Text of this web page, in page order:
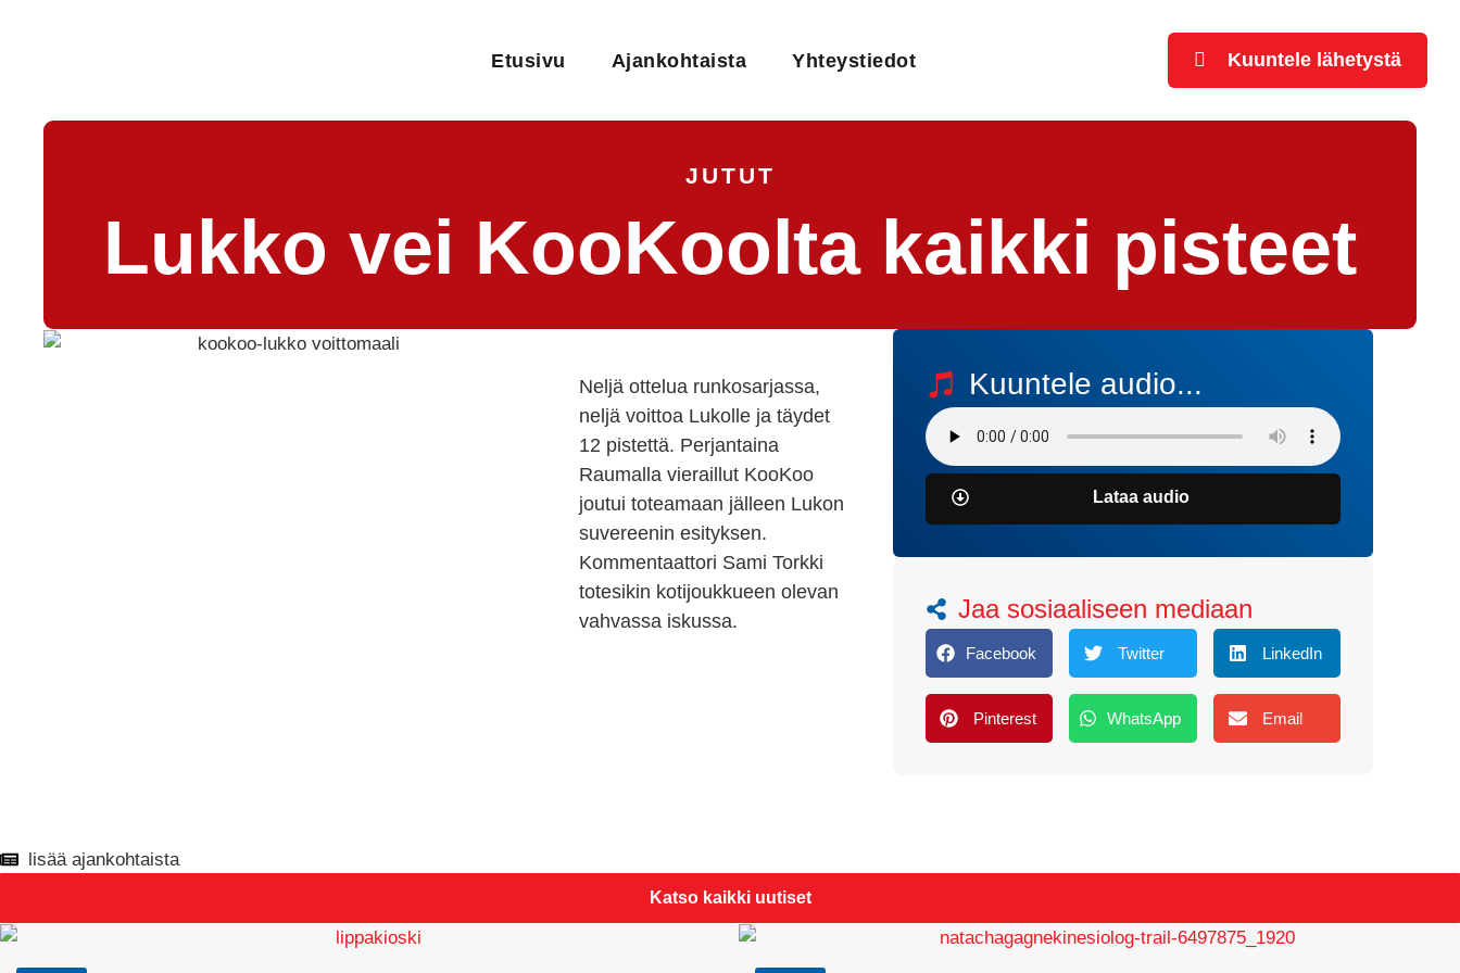
Etusivu Ajankohtaista Yhteystiedot Kuuntele lähetystä
JUTUT
Lukko vei KooKoolta kaikki pisteet
Neljä ottelua runkosarjassa,
neljä voittoa Lukolle ja täydet
12 pistettä. Perjantaina
Raumalla vieraillut KooKoo
joutui toteamaan jälleen Lukon
suvereenin esityksen.
Kommentaattori Sami Torkki
totesikin kotijoukkueen olevan
vahvassa iskussa.
Kuuntele audio...
Lataa audio
Jaa sosiaaliseen mediaan
Facebook Twitter LinkedIn
Pinterest WhatsApp Email
lisää ajankohtaista
Katso kaikki uutiset